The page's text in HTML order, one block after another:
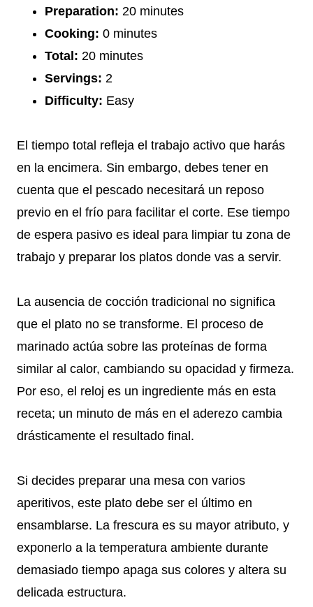
Preparation: 20 minutes
Cooking: 0 minutes
Total: 20 minutes
Servings: 2
Difficulty: Easy
El tiempo total refleja el trabajo activo que harás
en la encimera. Sin embargo, debes tener en
cuenta que el pescado necesitará un reposo
previo en el frío para facilitar el corte. Ese tiempo
de espera pasivo es ideal para limpiar tu zona de
trabajo y preparar los platos donde vas a servir.
La ausencia de cocción tradicional no significa
que el plato no se transforme. El proceso de
marinado actúa sobre las proteínas de forma
similar al calor, cambiando su opacidad y firmeza.
Por eso, el reloj es un ingrediente más en esta
receta; un minuto de más en el aderezo cambia
drásticamente el resultado final.
Si decides preparar una mesa con varios
aperitivos, este plato debe ser el último en
ensamblarse. La frescura es su mayor atributo, y
exponerlo a la temperatura ambiente durante
demasiado tiempo apaga sus colores y altera su
delicada estructura.